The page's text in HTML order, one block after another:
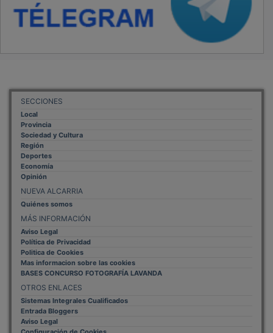
SECCIONES
Local
Provincia
Sociedad y Cultura
Región
Deportes
Economía
Opinión
NUEVA ALCARRIA
Quiénes somos
MÁS INFORMACIÓN
Aviso Legal
Política de Privacidad
Politica de Cookies
Mas informacion sobre las cookies
BASES CONCURSO FOTOGRAFÍA LAVANDA
Sistemas Integrales Cualificados
Entrada Bloggers
Aviso Legal
Configuración de Cookies